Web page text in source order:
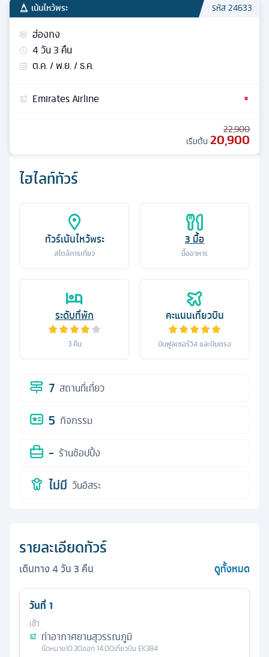
ไฮไลท์ทัวร์
ทัวร์เน้นไหว้พระ
สไตล์การเที่ยว
3 มื้อ
มื้ออาหาร
ระดับที่พัก
3คืน
คะแนนเที่ยวบิน
บินฟูลเซอร์วิส และบินตรง
7 สถานที่เที่ยว
5 กิจกรรม
- ร้านช้อปปิ้ง
ไม่มี วันอิสระ
รายละเอียดทัวร์
เดินทาง4วัน3 คืน ดูทั้งหมด
วันที่ 1
เช้า
ท่าอากาศยานสุวรรณภูมิ
นัดหมาย10.30ออก14.00เที่ยวบิน EK384
เน้นไหว้พระ รหัส24633
ฮ่องกง
4วัน3 คืน
ต.ค. / พ.ย. / ธ.ค.
Emirates Airline
22,900
เริ่มต้น 20,900